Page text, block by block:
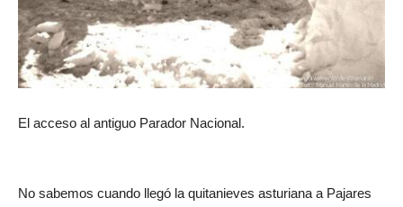
El acceso al antiguo Parador Nacional.
No sabemos cuando llegó la quitanieves asturiana a Pajares